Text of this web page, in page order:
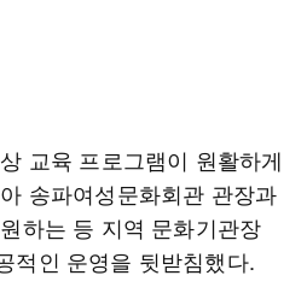
교육 프로그램이 원활하게
송파여성문화회관 관장과
하는 등 지역 문화기관장
적인 운영을 뒷받침했다.